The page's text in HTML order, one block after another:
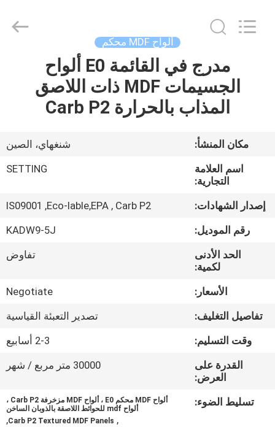
الصفحة
الرئيسية
معلومات
جولة
اتصل
بنا
أخبار
حالات
Decorating
material
ألواح MDF محكم
مدرج في القائمة E0 ألواح
الجسيمات MDF ذات اللاصق
المذاب بالحرارة Carb P2
مكان المنشأ:
شنغهاي، الصين
اسم العلامة
التجارية:
SETTING
إصدار الشهادات:
IS09001 ,Eco-lable,EPA , Carb P2
رقم الموديل:
KADW9-5J
الحد الأدنى
لكمية:
تفاوض
الأسعار:
Negotiate
تفاصيل التغليف:
تصدير التعبئة القياسية
وقت التسليم:
2-3 أسابيع
القدرة على
العرض:
30000 متر مربع / شهر
تسليط الضوء:
ألواح MDF محكم E0 ، ألواح MDF مزخرفة Carb P2 ،
ألواح mdf للحوائط اللاصقة بالذوبان الساخن
,
Carb P2 Textured MDF Panels
,